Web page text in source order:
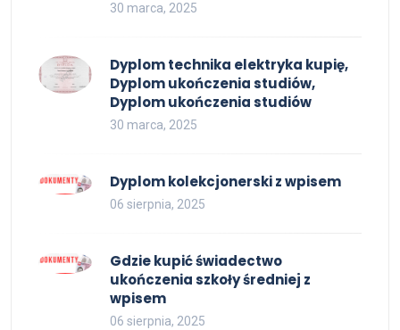
30 marca, 2025
Dyplom technika elektryka kupię,
Dyplom ukończenia studiów,
Dyplom ukończenia studiów
30 marca, 2025
Dyplom kolekcjonerski z wpisem
06 sierpnia, 2025
Gdzie kupić świadectwo
ukończenia szkoły średniej z
wpisem
06 sierpnia, 2025